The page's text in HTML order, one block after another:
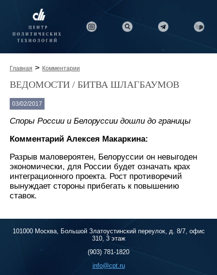
Главная > Комментарии
ВЕДОМОСТИ / БИТВА ШЛАГБАУМОВ
03/02/2017
Споры России и Белоруссии дошли до границы
Комментарий Алексея Макаркина:
Разрыв маловероятен, Белоруссии он невыгоден
экономически, для России будет означать крах
интеграционного проекта. Рост противоречий
вынуждает стороны прибегать к повышению
ставок.
101000 Москва, Большой Златоустинский переулок, д. 8/7, офис
310, 3 этаж
(903) 781-1820
info@cpt.ru